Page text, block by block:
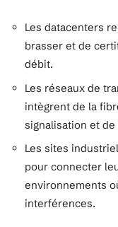
Les datacenters
brasser et de
débit.
Les réseaux de
intègrent de la
signalisation et
Les sites
pour connecter
environnements
interférences.